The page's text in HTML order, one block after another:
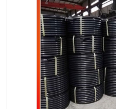
UPVC电力通讯管
联塑PVC管
联塑PE管